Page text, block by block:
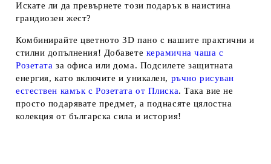
Искате ли да превърнете този подарък в наистина
грандиозен жест?
Комбинирайте цветното 3D пано с нашите практични и
стилни допълнения! Добавете керамична чаша с
Розетата за офиса или дома. Подсилете защитната
енергия, като включите и уникален, ръчно рисуван
естествен камък с Розетата от Плиска. Така вие не
просто подарявате предмет, а поднасяте цялостна
колекция от българска сила и история!